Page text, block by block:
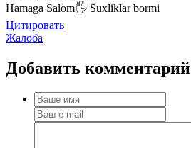
Hamaga Salom🖐️ Suxliklar bormi
Цитировать
Жалоба
Добавить комментарий